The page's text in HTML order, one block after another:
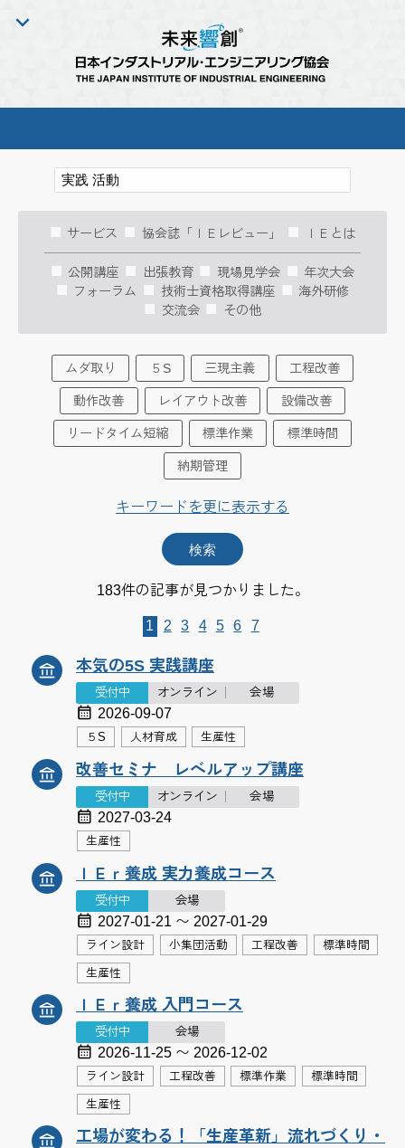
サービス 協会誌「ＩＥレビュー」 ＩＥとは
公開講座 出張教育 現場見学会
年次大会
フォーラム
技術士資格取得講座
海外研修
交流会
その他
ムダ取り ５S 三現主義 工程改善
動作改善 レイアウト改善 設備改善
リードタイム短縮 標準作業 標準時間
納期管理
キーワードを更に表示する
183件の記事が見つかりました。
1 2 3 4 5 6 7
本気の5S 実践講座
受付中 オンライン 会場
2026-09-07
５S 人材育成 生産性
改善セミナ レベルアップ講座
受付中 オンライン 会場
2027-03-24
生産性
ＩＥｒ養成 実力養成コース
受付中 会場
2027-01-21 〜 2027-01-29
ライン設計 小集団活動 工程改善 標準時間
生産性
ＩＥｒ養成 入門コース
受付中 会場
2026-11-25 〜 2026-12-02
ライン設計 工程改善 標準作業 標準時間
生産性
工場が変わる！「生産革新」流れづくり・